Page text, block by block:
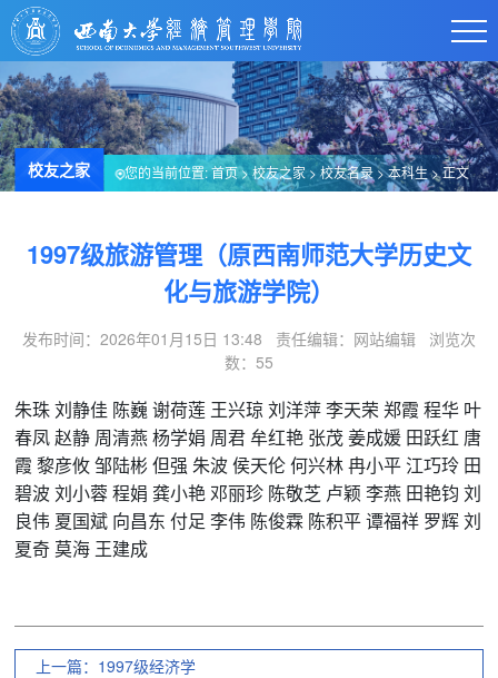
校友之家 您的当前位置:首页>校友之家>校友名录>本科生> 正文
1997级旅游管理（原西南师范大学历史文
化与旅游学院）
发布时间：2026年01月15日 13:48 责任编辑：网站编辑 浏览次
数： 55
朱珠 刘静佳 陈巍 谢荷莲 王兴琼 刘洋萍 李天荣 郑霞 程华 叶
春凤 赵静 周清燕 杨学娟 周君 牟红艳 张茂 姜成媛 田跃红 唐
霞 黎彦攸 邹陆彬 但强 朱波 侯天伦 何兴林 冉小平 江巧玲 田
碧波 刘小蓉 程娟 龚小艳 邓丽珍 陈敬芝 卢颖 李燕 田艳钧 刘
良伟 夏国斌 向昌东 付足 李伟 陈俊霖 陈积平 谭福祥 罗辉 刘
夏奇 莫海 王建成
上一篇：1997级经济学